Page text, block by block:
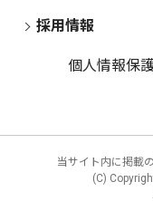
採用情報
個人情報保
当サイト内に掲載
(C)